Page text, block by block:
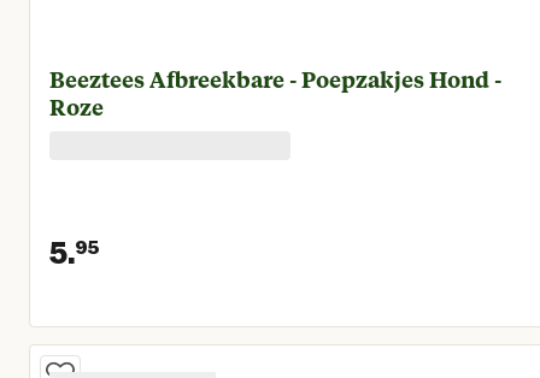
Beeztees Afbreekbare - Poepzakjes Hond -
Roze
5.95
Huidige prijs € 5,95